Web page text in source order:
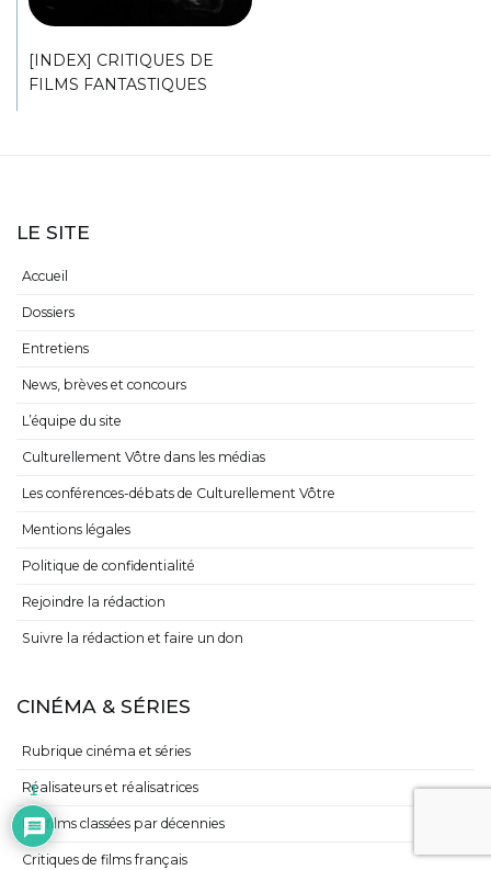
[INDEX] CRITIQUES DE
FILMS FANTASTIQUES
LE SITE
Accueil
Dossiers
Entretiens
News, brèves et concours
L’équipe du site
Culturellement Vôtre dans les médias
Les conférences-débats de Culturellement Vôtre
Mentions légales
Politique de confidentialité
Rejoindre la rédaction
Suivre la rédaction et faire un don
CINÉMA & SÉRIES
Rubrique cinéma et séries
Réalisateurs et réalisatrices
Les films classées par décennies
Critiques de films français
1